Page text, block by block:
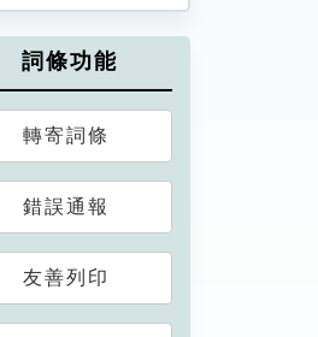
詞條功能
轉寄詞條
錯誤通報
友善列印